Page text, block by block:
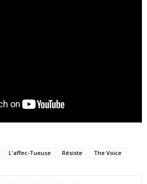
L'affec-Tueuse Résiste The Voice